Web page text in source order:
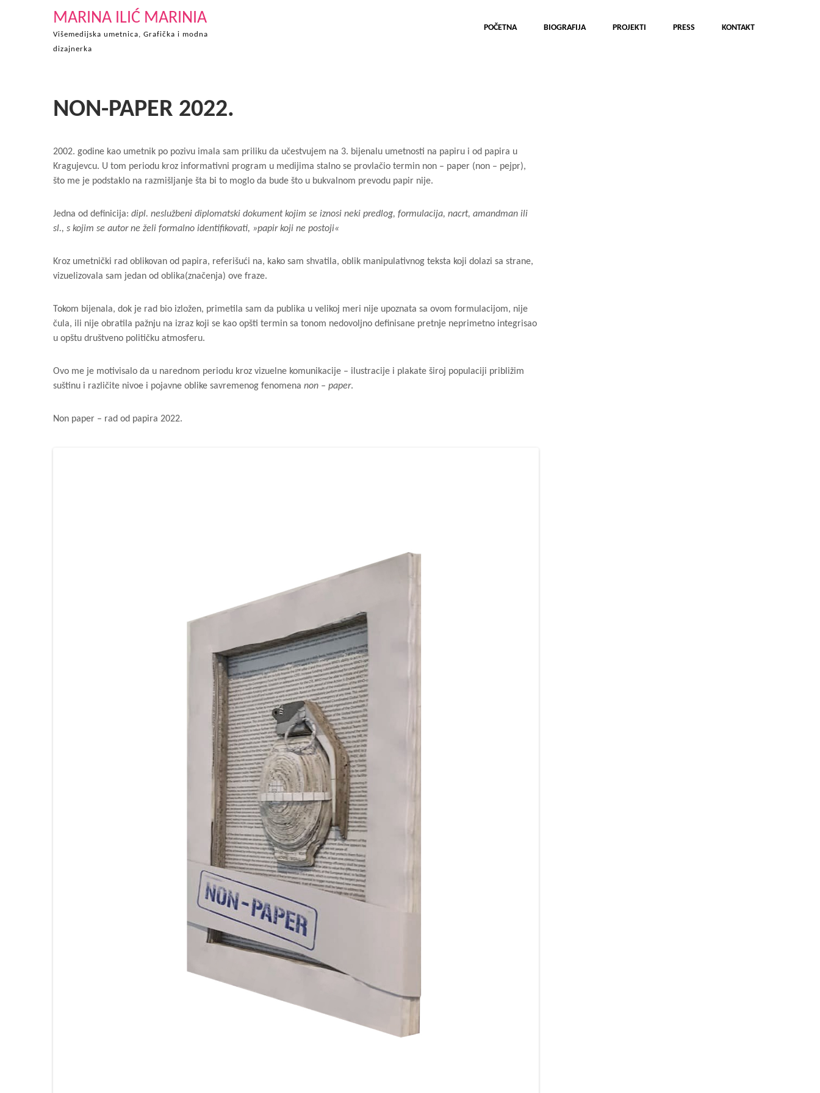
MARINA ILIĆ MARINIA
Višemedijska umetnica, Grafička i modna
dizajnerka
POČETNA BIOGRAFIJA PROJEKTI PRESS KONTAKT
NON-PAPER 2022.
2002. godine kao umetnik po pozivu imala sam priliku da učestvujem na 3. bijenalu umetnosti na papiru i od papira u
Kragujevcu. U tom periodu kroz informativni program u medijima stalno se provlačio termin non – paper (non – pejpr),
što me je podstaklo na razmišljanje šta bi to moglo da bude što u bukvalnom prevodu papir nije.
Jedna od definicija: dipl. neslužbeni diplomatski dokument kojim se iznosi neki predlog, formulacija, nacrt, amandman ili
sl., s kojim se autor ne želi formalno identifikovati, »papir koji ne postoji«
Kroz umetnički rad oblikovan od papira, referišući na, kako sam shvatila, oblik manipulativnog teksta koji dolazi sa strane,
vizuelizovala sam jedan od oblika(značenja) ove fraze.
Tokom bijenala, dok je rad bio izložen, primetila sam da publika u velikoj meri nije upoznata sa ovom formulacijom, nije
čula, ili nije obratila pažnju na izraz koji se kao opšti termin sa tonom nedovoljno definisane pretnje neprimetno integrisao
u opštu društveno političku atmosferu.
Ovo me je motivisalo da u narednom periodu kroz vizuelne komunikacije – ilustracije i plakate široj populaciji približim
suštinu i različite nivoe i pojavne oblike savremenog fenomena non – paper.
Non paper – rad od papira 2022.